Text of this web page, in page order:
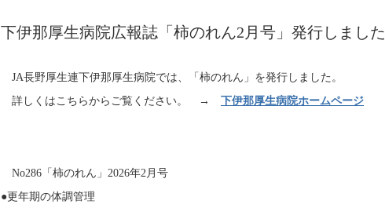
下伊那厚生病院広報誌「柿のれん2月号」発行しました
JA長野厚生連下伊那厚生病院では、「柿のれん」を発行しました。
詳しくはこちらからご覧ください。 → 下伊那厚生病院ホームページ
No286「柿のれん」2026年2月号
●更年期の体調管理